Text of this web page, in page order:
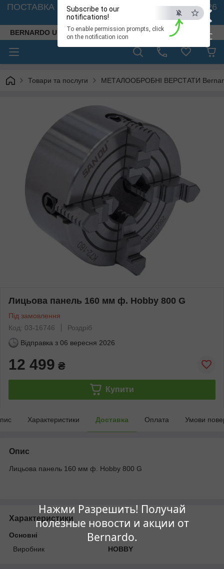
×
ESC
Нажми Разрешить! Получай
полезные новости и акции от
Bernardo.
Subscribe to our
notifications!
To enable permission prompts, click
on the notification icon
ПОСТАВКА ВЕРСТАТІВ З АВСТРІЇ - 🚛 26.08. 2026
🚛
BERNARDO UKRAINE
Товари та послуги МЕТАЛООБРОБНІ ВЕРСТАТИ
Лицьова панель 160 мм ф. Hobby 800 G
Під замовлення
Код: 03-16746
Роздріб
Відправка з 06 вересня 2026
12 499 ₴
Купити
Характеристики Доставка Оплата Умови
Опис
Лицьова панель 160 мм ф. Hobby 800 G
Характеристики
Основні
Виробник
HOBBY